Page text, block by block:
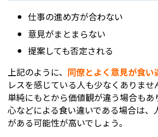
仕事の進め方が合わない
意見がまとまらない
提案しても否定される
上記のように、 同僚とよく意見が食い
レスを感じている人も少なくありませ
単純にもとから価値観が違う場合もあ
心などによる食い違いである場合は、
がある可能性が高いでしょう。